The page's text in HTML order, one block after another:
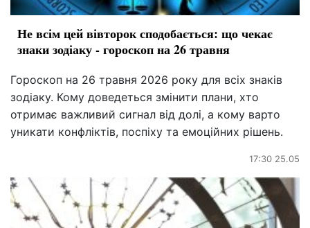
Не всім цей вівторок сподобається: що чекає
знаки зодіаку - гороскоп на 26 травня
Гороскоп на 26 травня 2026 року для всіх знаків
зодіаку. Кому доведеться змінити плани, хто
отримає важливий сигнал від долі, а кому варто
уникати конфліктів, поспіху та емоційних рішень.
17:30 25.05